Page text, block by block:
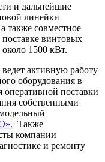
и дальнейшие
линейки
совместное
винтовых
1500 кВт.
активную работу
оборудования в
поставки
собственными
. Также
компании
и ремонту